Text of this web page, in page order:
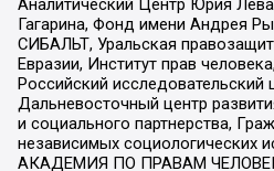
Аналитический Центр Юрия
Гагарина, Фонд имени Андрея
СИБАЛЬТ, Уральская
Евразии, Институт прав
Российский исследовательский
Дальневосточный центр
и социального партнерства,
независимых социологических
АКАДЕМИЯ ПО ПРАВАМ